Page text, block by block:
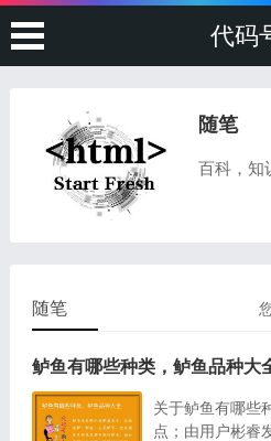
代码
随笔
百科，知
随笔
鲈鱼有哪些种类，鲈鱼品种大
关于鲈鱼有哪些
点；由用户彬睿